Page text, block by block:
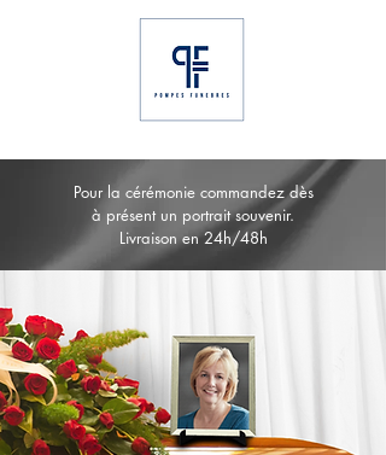
Pour la cérémonie commandez dès
à présent un portrait souvenir.
Livraison en 24h/48h